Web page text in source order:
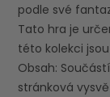
podle své
Tato hra je
této kolekci
Obsah:
stránková